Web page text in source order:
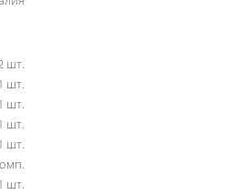
шт.
шт.
шт.
шт.
шт.
шт.